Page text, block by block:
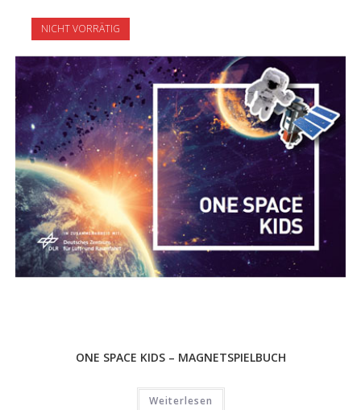
NICHT VORRÄTIG
ONE SPACE KIDS – MAGNETSPIELBUCH
Weiterlesen